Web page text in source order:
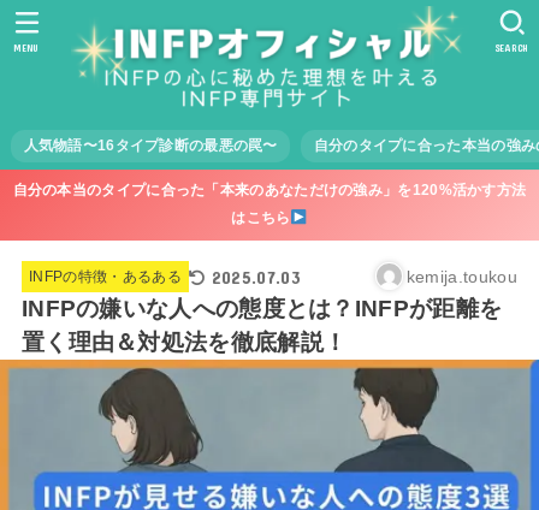
人気物語〜16タイプ診断の最悪の罠〜 自分のタイプに合った本当の強
SEARCH
MENU
自分の本当のタイプに合った「本来のあなただけの強み」を120%活かす方法
はこちら
INFPの特徴・あるある 2025.07.03 kemija.toukou
INFPの嫌いな人への態度とは？INFPが距離を
置く理由＆対処法を徹底解説！